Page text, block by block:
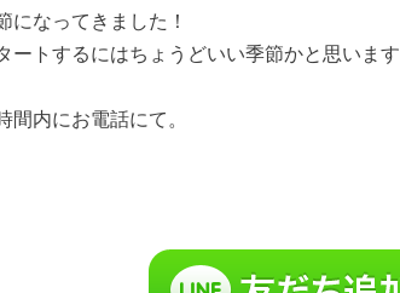
になってきました！
ートするにはちょうどいい季節かと思いま
間内にお電話にて。